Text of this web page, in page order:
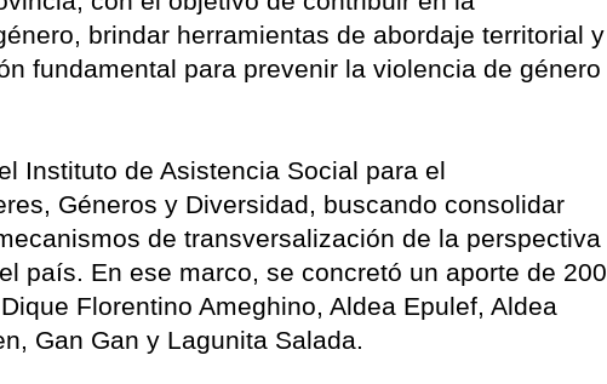
brindar herramientas de abordaje territorial y
fundamental para prevenir la violencia de género
Instituto de Asistencia Social para el
Géneros y Diversidad, buscando consolidar
de transversalización de la perspectiva
país. En ese marco, se concretó un aporte de 200
Florentino Ameghino, Aldea Epulef, Aldea
Gan Gan y Lagunita Salada.